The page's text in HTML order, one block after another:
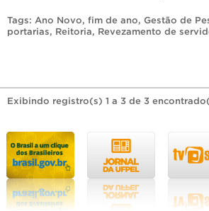
Tags: Ano Novo, fim de ano, Gestão de
portarias, Reitoria, Revezamento de
Exibindo registro(s) 1 a 3 de 3